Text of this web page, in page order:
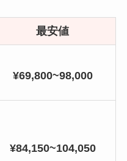
最安値
¥69,800~98,000
¥84,150~104,050